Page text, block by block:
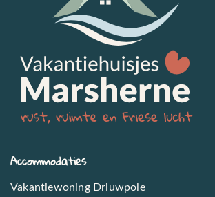
Accommodaties
Vakantiewoning Driuwpole